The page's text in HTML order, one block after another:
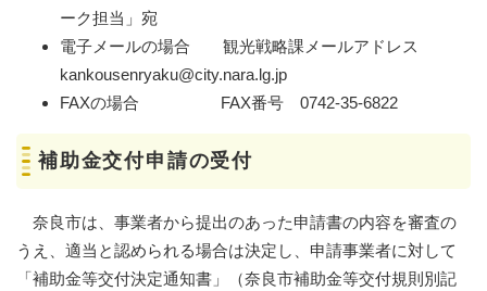
ーク担当」宛
電子メールの場合 観光戦略課メールアドレス
kankousenryaku@city.nara.lg.jp
FAXの場合 FAX番号 0742-35-6822
補助金交付申請の受付
奈良市は、事業者から提出のあった申請書の内容を審査の
うえ、適当と認められる場合は決定し、申請事業者に対して
「補助金等交付決定通知書」（奈良市補助金等交付規則別記